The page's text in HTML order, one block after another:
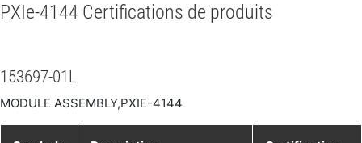
PXIe-4144 Certifications de produits
153697-01L
MODULE ASSEMBLY,PXIE-4144